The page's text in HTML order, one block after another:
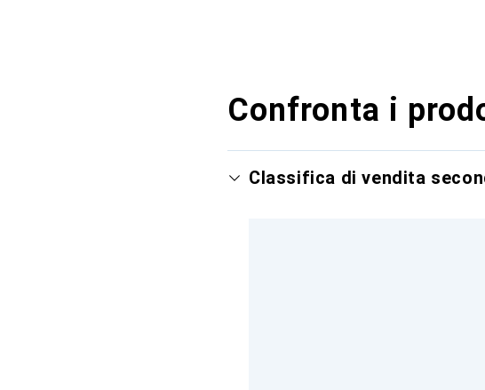
Confronta i
Classifica di vendita